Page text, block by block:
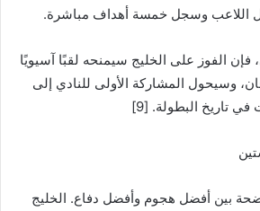
اللاعب وسجل خمسة أهداف مباشرة.
الفوز على الخليج سيمنحه لقبًا آسيويًا
وسيحول المشاركة الأولى للنادي إلى
تاريخ البطولة. [9]
بين أفضل هجوم وأفضل دفاع. الخليج